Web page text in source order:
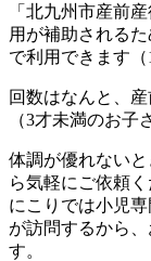
「北九州市産前
用が補助される
で利用できます（
回数はなんと、産
（3才未満のお子
体調が優れない
ら気軽にご依頼く
にこりでは小児
が訪問するから
す。